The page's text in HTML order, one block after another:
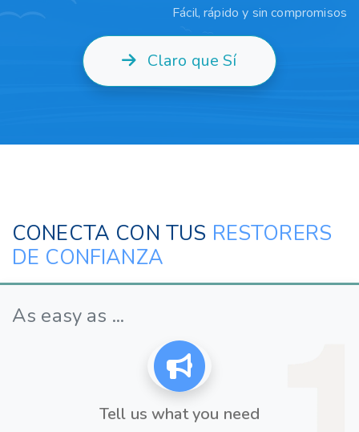
Fácil, rápido y sin compromisos
Claro que Sí
CONECTA CON TUS RESTORERS
DE CONFIANZA
As easy as ...
Tell us what you need